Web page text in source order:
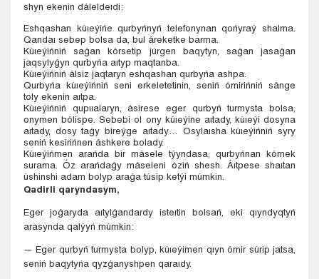
shyn ekenin dáleldeıdi:
Eshqashan kúıeýińe qurbyńnyń telefonynan qońyraý shalma.
Qandaı sebep bolsa da, bul áreketke barma.
Kúıeýińniń saǵan kórsetip júrgen baqytyn, saǵan jasaǵan
jaqsylyǵyn qurbyńa aıtyp maqtanba.
Kúıeýińniń álsiz jaqtaryn eshqashan qurbyńa ashpa.
Qurbyńa kúıeýińniń seni erkeletetinin, seniń ómirińniń sánge
toly ekenin aıtpa.
Kúıeýińniń qupııalaryn, ásirese eger qurbyń turmysta bolsa,
onymen bólispe. Sebebi ol ony kúıeýine aıtady, kúıeýi dosyna
aıtady, dosy taǵy bireýge aıtady… Osylaısha kúıeýińniń syry
seniń kesirińnen áshkere bolady.
Kúıeýińmen arańda bir másele týyndasa, qurbyńnan kómek
surama. Óz arańdaǵy máseleni óziń shesh. Áıtpese shaıtan
úshinshi adam bolyp araǵa túsip ketýi múmkin.
Qadirli qaryndasym,
Eger joǵaryda aıtylǵandardy isteıtin bolsań, eki qıyndyqtyń
arasynda qalýyń múmkin:
— Eger qurbyń turmysta bolyp, kúıeýimen qıyn ómir súrip jatsa,
seniń baqytyńa qyzǵanyshpen qaraıdy.